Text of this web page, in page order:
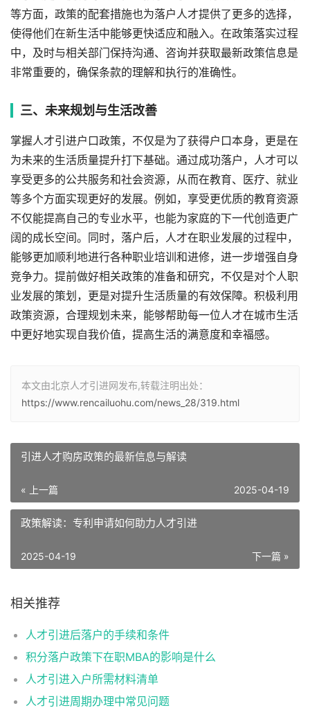
等方面，政策的配套措施也为落户人才提供了更多的选择，
使得他们在新生活中能够更快适应和融入。在政策落实过程
中，及时与相关部门保持沟通、咨询并获取最新政策信息是
非常重要的，确保条款的理解和执行的准确性。
三、未来规划与生活改善
掌握人才引进户口政策，不仅是为了获得户口本身，更是在
为未来的生活质量提升打下基础。通过成功落户，人才可以
享受更多的公共服务和社会资源，从而在教育、医疗、就业
等多个方面实现更好的发展。例如，享受更优质的教育资源
不仅能提高自己的专业水平，也能为家庭的下一代创造更广
阔的成长空间。同时，落户后，人才在职业发展的过程中，
能够更加顺利地进行各种职业培训和进修，进一步增强自身
竞争力。提前做好相关政策的准备和研究，不仅是对个人职
业发展的策划，更是对提升生活质量的有效保障。积极利用
政策资源，合理规划未来，能够帮助每一位人才在城市生活
中更好地实现自我价值，提高生活的满意度和幸福感。
本文由北京人才引进网发布,转载注明出处：
https://www.rencailuohu.com/news_28/319.html
引进人才购房政策的最新信息与解读
« 上一篇 2025-04-19
政策解读：专利申请如何助力人才引进
下一篇 »
2025-04-19
相关推荐
人才引进后落户的手续和条件
积分落户政策下在职MBA的影响是什么
人才引进入户所需材料清单
人才引进周期办理中常见问题